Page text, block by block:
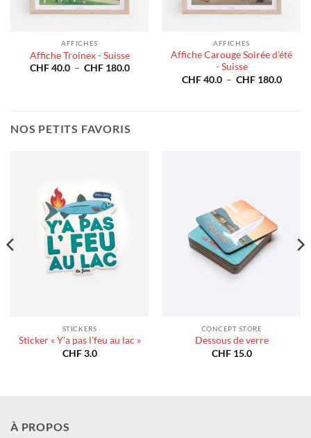
AFFICHES
Affiche Troinex - Suisse
CHF40.0 – CHF180.0Plage
AFFICHES
Affiche Carouge Soirée d’été
- Suisse
CHF40.0 – CHF180.0Plage
NOS PETITS FAVORIS
STICKERS
Sticker « Y’a pas l’feu au lac »
CHF3.0
CONCEPT STORE
Dessous de verre
CHF15.0
À PROPOS